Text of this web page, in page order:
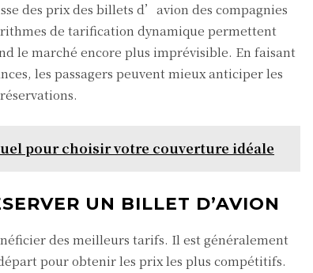
des prix des billets d’avion des compagnies
de tarification dynamique permettent
le marché encore plus imprévisible. En faisant
les passagers peuvent mieux anticiper les
pour choisir votre couverture idéale
UN BILLET D’AVION
des meilleurs tarifs. Il est généralement
pour obtenir les prix les plus compétitifs.